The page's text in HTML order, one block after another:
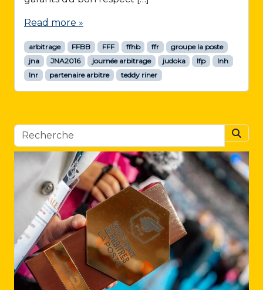
Read more »
arbitrage FFBB FFF ffhb ffr
groupe la poste
jna
JNA2016 journée arbitrage judoka lfp
lnh
lnr
partenaire arbitre teddy riner